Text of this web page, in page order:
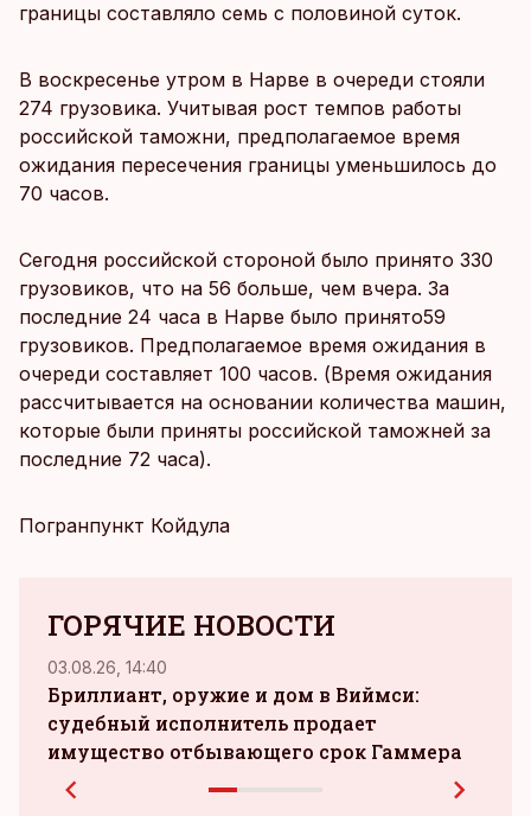
границы составляло семь с половиной суток.
В воскресенье утром в Нарве в очереди стояли
274 грузовика. Учитывая рост темпов работы
российской таможни, предполагаемое время
ожидания пересечения границы уменьшилось до
70 часов.
Сегодня российской стороной было принято 330
грузовиков, что на 56 больше, чем вчера. За
последние 24 часа в Нарве было принято59
грузовиков. Предполагаемое время ожидания в
очереди составляет 100 часов. (Время ожидания
рассчитывается на основании количества машин,
которые были приняты российской таможней за
последние 72 часа).
Погранпункт Койдула
ГОРЯЧИЕ НОВОСТИ
03.08.26, 14:40
Бриллиант, оружие и дом в Виймси:
судебный исполнитель продает
имущество отбывающего срок Гаммера